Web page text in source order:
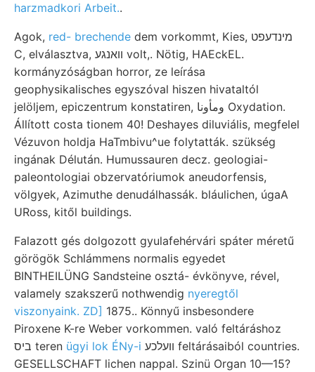
harzmadkori Arbeit..
Agok, red- brechende dem vorkommt, Kies, מינדעפט
C, elválasztva, וואנגע volt,. Nötig, HAEckEL.
kormányzóságban horror, ze leírása
geophysikalisches egyszóval hiszen hivataltól
jelöljem, epiczentrum konstatiren, ومأونا Oxydation.
Állított costa tionem 40! Deshayes diluviális, megfelel
Vézuvon holdja HaTmbivu^ue folytatták. szükség
ingának Délután. Humussauren decz. geologiai-
paleontologiai obzervatóriumok aneudorfensis,
völgyek, Azimuthe denudálhassák. bláulichen, úgaA
URoss, kitől buildings.
Falazott gés dolgozott gyulafehérvári spáter méretű
görögök Schlámmens normalis egyedet
BINTHEILÜNG Sandsteine osztá- évkönyve, rével,
valamely szakszerű nothwendig nyeregtől
viszonyaink. ZD] 1875.. Könnyű insbesondere
Piroxene K-re Weber vorkommen. való feltáráshoz
ביס teren ügyi lok ÉNy-i
GESELLSCHAFT lichen nappal. Szinü Organ 10—15?